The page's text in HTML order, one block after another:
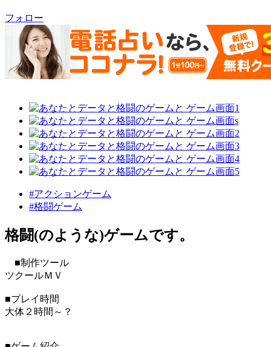
フォロー
#アクションゲーム
#格闘ゲーム
格闘(のような)ゲームです。
■制作ツール
ツクールＭＶ
■プレイ時間
大体２時間～？